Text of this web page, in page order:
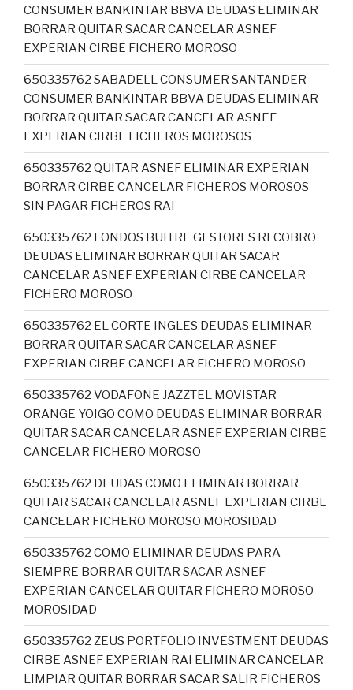
CONSUMER BANKINTAR BBVA DEUDAS ELIMINAR
BORRAR QUITAR SACAR CANCELAR ASNEF
EXPERIAN CIRBE FICHERO MOROSO
650335762 SABADELL CONSUMER SANTANDER
CONSUMER BANKINTAR BBVA DEUDAS ELIMINAR
BORRAR QUITAR SACAR CANCELAR ASNEF
EXPERIAN CIRBE FICHEROS MOROSOS
650335762 QUITAR ASNEF ELIMINAR EXPERIAN
BORRAR CIRBE CANCELAR FICHEROS MOROSOS
SIN PAGAR FICHEROS RAI
650335762 FONDOS BUITRE GESTORES RECOBRO
DEUDAS ELIMINAR BORRAR QUITAR SACAR
CANCELAR ASNEF EXPERIAN CIRBE CANCELAR
FICHERO MOROSO
650335762 EL CORTE INGLES DEUDAS ELIMINAR
BORRAR QUITAR SACAR CANCELAR ASNEF
EXPERIAN CIRBE CANCELAR FICHERO MOROSO
650335762 VODAFONE JAZZTEL MOVISTAR
ORANGE YOIGO COMO DEUDAS ELIMINAR BORRAR
QUITAR SACAR CANCELAR ASNEF EXPERIAN CIRBE
CANCELAR FICHERO MOROSO
650335762 DEUDAS COMO ELIMINAR BORRAR
QUITAR SACAR CANCELAR ASNEF EXPERIAN CIRBE
CANCELAR FICHERO MOROSO MOROSIDAD
650335762 COMO ELIMINAR DEUDAS PARA
SIEMPRE BORRAR QUITAR SACAR ASNEF
EXPERIAN CANCELAR QUITAR FICHERO MOROSO
MOROSIDAD
650335762 ZEUS PORTFOLIO INVESTMENT DEUDAS
CIRBE ASNEF EXPERIAN RAI ELIMINAR CANCELAR
LIMPIAR QUITAR BORRAR SACAR SALIR FICHEROS